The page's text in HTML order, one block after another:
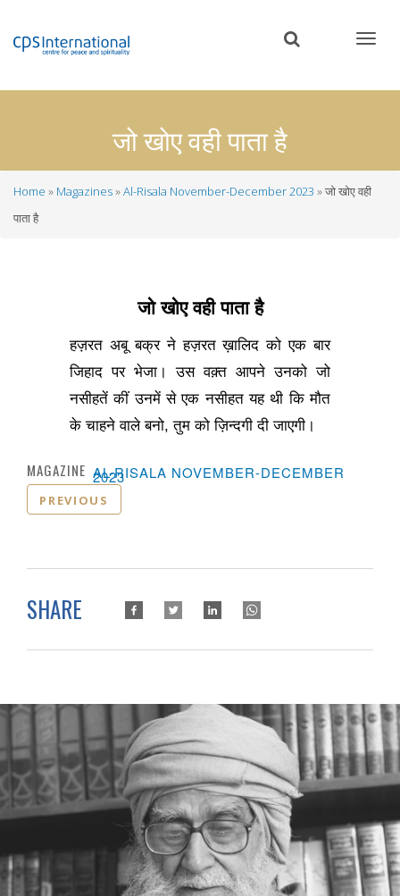
content
जो खोए वही पाता है
Breadcrumb
Home Magazines Al-Risala November-December 2023
जो खोए वही
पाता है
जो खोए वही पाता है
हज़रत अबू बक्र ने हज़रत ख़ालिद को एक बार
जिहाद पर भेजा। उस वक़्त आपने उनको जो
नसीहतें कीं उनमें से एक नसीहत यह थी कि मौत
के चाहने वाले बनो,तुम को ज़िन्दगी दी जाएगी।
MAGAZINE : AL-RISALA NOVEMBER-DECEMBER
2023
PREVIOUS
SHARE